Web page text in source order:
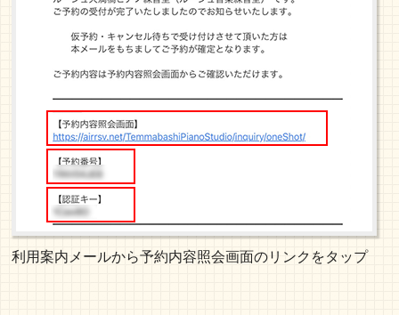
利用案内メールから予約内容照会画面のリンクをタップ